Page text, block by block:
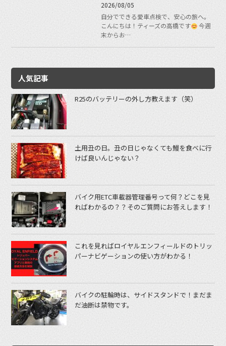
2026/08/05
自分でできる愛車点検で、安心の旅へ。
こんにちは！ティーズの高橋です
今週
末からお…
人気記事
R25のバッテリーの外し方教えます（笑）
土用丑の日。丑の日じゃなくても鰻を食べに行
けば良いんじゃない？
バイク用ETC車載器管理番号って何？どこを見
ればわかるの？？そのご質問にお答えします！
これを見ればロイヤルエンフィールドのトリッ
パーナビゲーションの使い方がわかる！
バイクの駐輪時は、サイドスタンドで！まだま
だ油断は禁物です。